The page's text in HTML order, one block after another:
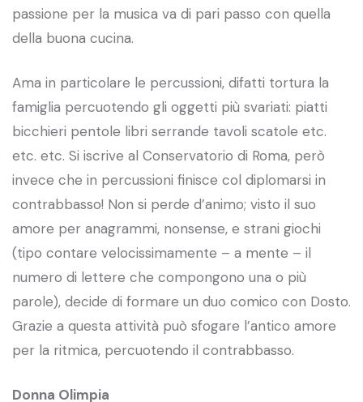
passione per la musica va di pari passo con quella
della buona cucina.
Ama in particolare le percussioni, difatti tortura la
famiglia percuotendo gli oggetti più svariati: piatti
bicchieri pentole libri serrande tavoli scatole etc.
etc. etc. Si iscrive al Conservatorio di Roma, però
invece che in percussioni finisce col diplomarsi in
contrabbasso! Non si perde d’animo; visto il suo
amore per anagrammi, nonsense, e strani giochi
(tipo contare velocissimamente – a mente – il
numero di lettere che compongono una o più
parole), decide di formare un duo comico con Dosto.
Grazie a questa attività può sfogare l’antico amore
per la ritmica, percuotendo il contrabbasso.
Donna Olimpia